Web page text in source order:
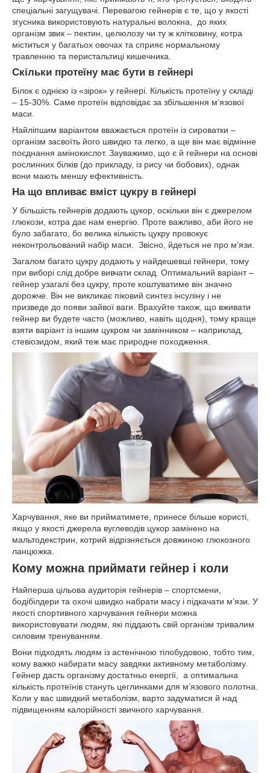
спеціальні загущувачі. Перевагою гейнерів є те, що у якості
згусника використовують натуральні волокна, до яких
організм звик – пектин, целюлозу чи ту ж клітковину, котра
міститься у багатьох овочах та сприяє нормальному
травленню та перистальтиці кишечника.
Скільки протеїну має бути в гейнері
Білок є однією із «зірок» у гейнері. Кількість протеїну у складі
– 15-30%. Саме протеїн відповідає за збільшення м’язової
маси.
Найліпшим варіантом вважається протеїн із сироватки –
організм засвоїть його швидко та легко, а ще він має відмінне
поєднання амінокислот. Зауважимо, що є й гейнери на основі
рослинних білків (до прикладу, із рису чи бобових), однак
вони мають меншу ефективність.
На що впливає вміст цукру в гейнері
У більшість гейнерів додають цукор, оскільки він є джерелом
глюкози, котра дає нам енергію. Проте важливо, аби його не
було забагато, бо велика кількість цукру провокує
неконтрольований набір маси. Звісно, йдеться не про м’язи.
Загалом багато цукру додають у найдешевші гейнери, тому
при виборі слід добре вивчати склад. Оптимальний варіант –
гейнер узагалі без цукру, проте коштуватиме він значно
дорожче. Він не викликає піковий синтез інсуліну і не
призведе до появи зайвої ваги. Врахуйте також, що вживати
гейнер ви будете часто (можливо, навіть щодня), тому краще
взяти варіант із іншим цукром чи замінником – наприклад,
стевіозидом, який теж має природне походження.
Харчування, яке ви прийматимете, принесе більше користі,
якщо у якості джерела вуглеводів цукор замінено на
мальтодекстрин, котрий відрізняється довжиною глюкозного
ланцюжка.
Кому можна приймати гейнер і коли
Найперша цільова аудиторія гейнерів – спортсмени,
бодібілдери та охочі швидко набрати масу і підкачати м’язи. У
якості спортивного харчування гейнери можна
використовувати людям, які піддають свій організм тривалим
силовим тренуванням.
Вони підходять людям із астенічною тілобудовою, тобто тим,
кому важко набирати масу завдяки активному метаболізму.
Гейнер дасть організму достатньо енергії, а оптимальна
кількість протеїнів стануть цеглинками для м’язового полотна.
Коли у вас швидкий метаболізм, варто задуматися й над
підвищенням калорійності звичного харчування.